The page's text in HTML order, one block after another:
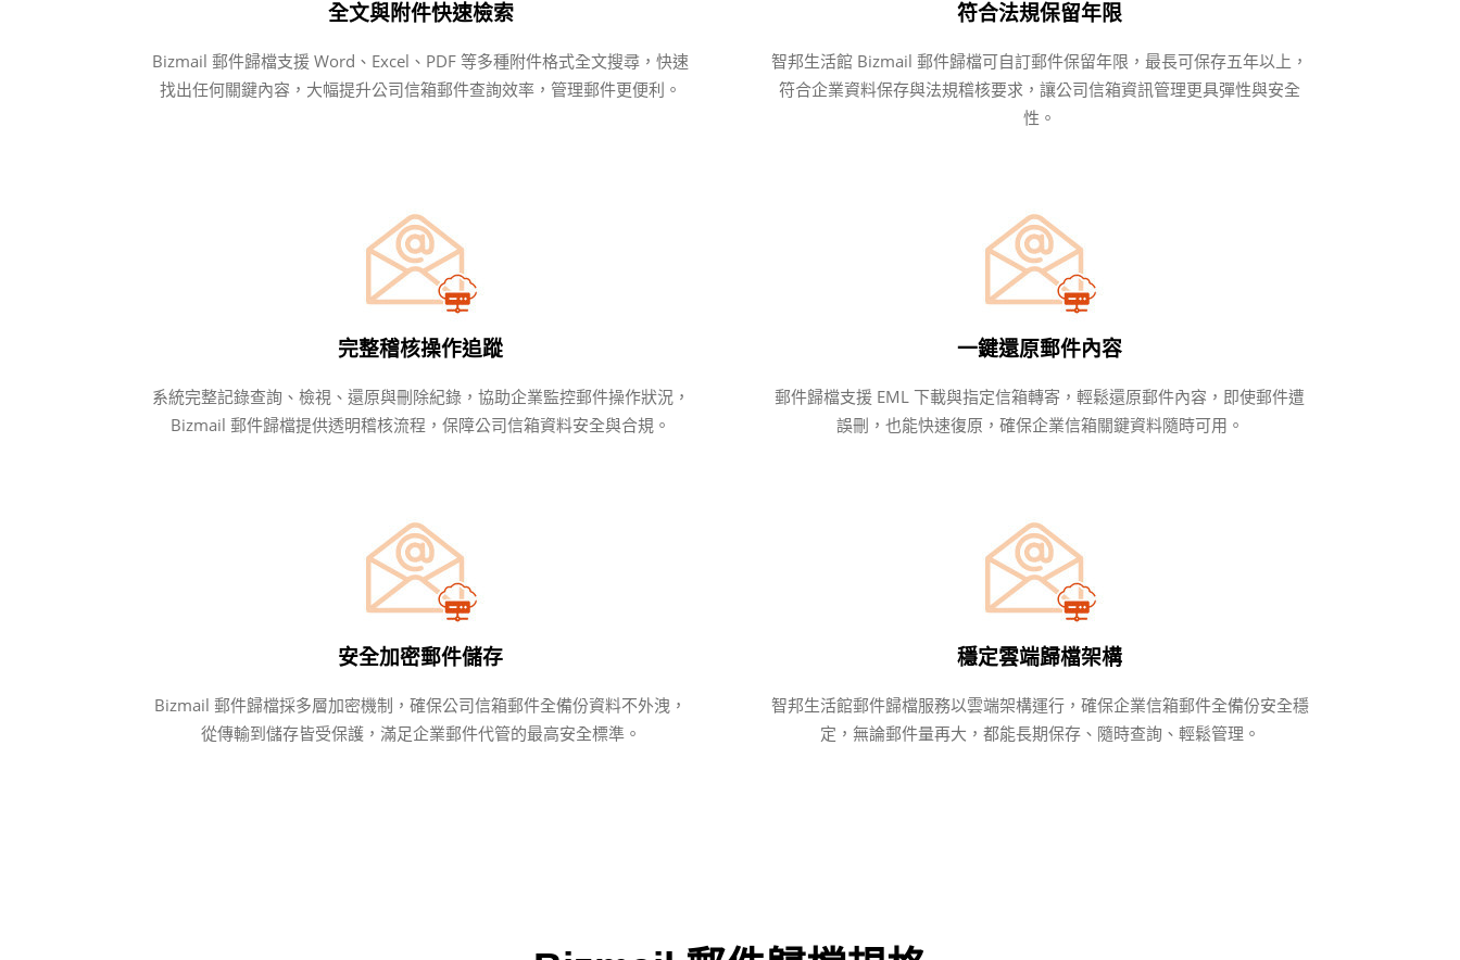
全文與附件快速檢索
Bizmail 郵件歸檔支援 Word、Excel、PDF 等多種附件格式全文搜尋，快速
找出任何關鍵內容，大幅提升公司信箱郵件查詢效率，管理郵件更便利。
符合法規保留年限
智邦生活館 Bizmail 郵件歸檔可自訂郵件保留年限，最長可保存五年以上，
符合企業資料保存與法規稽核要求，讓公司信箱資訊管理更具彈性與安全
性。
完整稽核操作追蹤
系統完整記錄查詢、檢視、還原與刪除紀錄，協助企業監控郵件操作狀況，
Bizmail 郵件歸檔提供透明稽核流程，保障公司信箱資料安全與合規。
一鍵還原郵件內容
郵件歸檔支援 EML 下載與指定信箱轉寄，輕鬆還原郵件內容，即使郵件遭
誤刪，也能快速復原，確保企業信箱關鍵資料隨時可用。
安全加密郵件儲存
Bizmail 郵件歸檔採多層加密機制，確保公司信箱郵件全備份資料不外洩，
從傳輸到儲存皆受保護，滿足企業郵件代管的最高安全標準。
穩定雲端歸檔架構
智邦生活館郵件歸檔服務以雲端架構運行，確保企業信箱郵件全備份安全穩
定，無論郵件量再大，都能長期保存、隨時查詢、輕鬆管理。